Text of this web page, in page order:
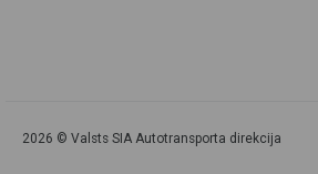
2026 © Valsts SIA Autotransporta direkcija